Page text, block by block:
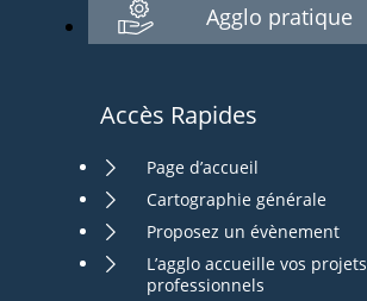
Agglo pratique
Accès Rapides
Page d’accueil
Cartographie générale
Proposez un évènement
L’agglo accueille vos projets
professionnels